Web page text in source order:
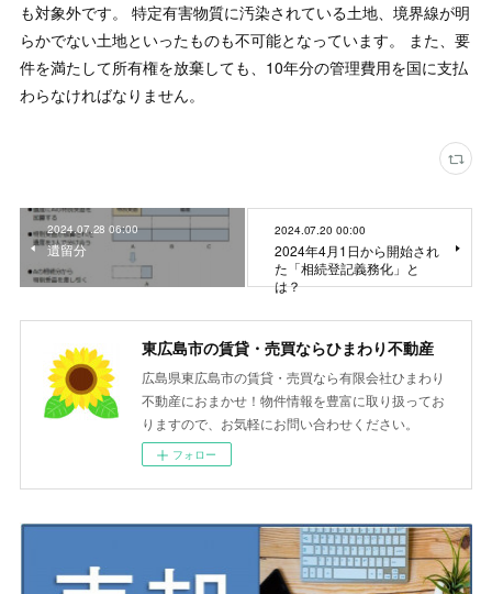
も対象外です。 特定有害物質に汚染されている土地、境界線が明
らかでない土地といったものも不可能となっています。 また、要
件を満たして所有権を放棄しても、10年分の管理費用を国に支払
わらなければなりません。
2024.07.28 06:00
遺留分
2024.07.20 00:00
2024年4月1日から開始され
た「相続登記義務化」と
は？
東広島市の賃貸・売買ならひまわり不動産
広島県東広島市の賃貸・売買なら有限会社ひまわり
不動産におまかせ！物件情報を豊富に取り扱ってお
りますので、お気軽にお問い合わせください。
フォロー